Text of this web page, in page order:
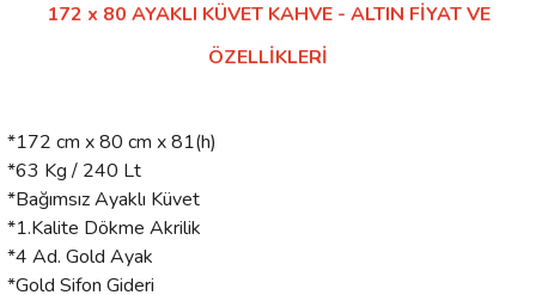
172 x 80 AYAKLI KÜVET KAHVE - ALTIN FİYAT VE
ÖZELLİKLERİ
*172 cm x 80 cm x 81(h)
*63 Kg / 240 Lt
*Bağımsız Ayaklı Küvet
*1.Kalite Dökme Akrilik
*4 Ad. Gold Ayak
*Gold Sifon Gideri